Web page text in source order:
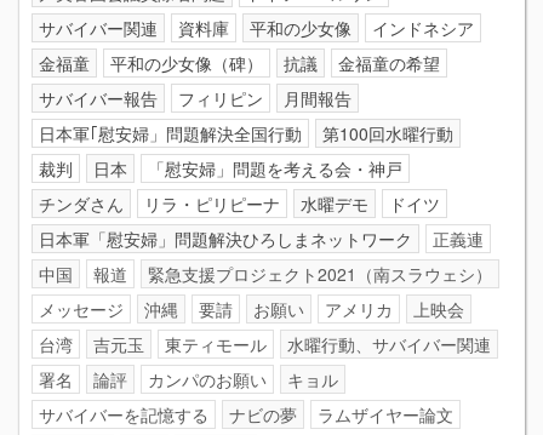
サバイバー関連
資料庫 平和の少女像
インドネシア
金福童
平和の少女像（碑） 抗議
金福童の希望
サバイバー報告
フィリピン
月間報告
日本軍｢慰安婦」問題解決全国行動
第100回水曜行動
裁判
日本
「慰安婦」問題を考える会・神戸
チンダさん
リラ・ピリピーナ 水曜デモ
ドイツ
日本軍「慰安婦」問題解決ひろしまネットワーク
正義連
中国
報道
緊急支援プロジェクト2021（南スラウェシ）
メッセージ
沖縄 要請 お願い アメリカ
上映会
台湾
吉元玉 東ティモール
水曜行動、サバイバー関連
署名
論評 カンパのお願い
キョル
サバイバーを記憶する
ナビの夢
ラムザイヤー論文